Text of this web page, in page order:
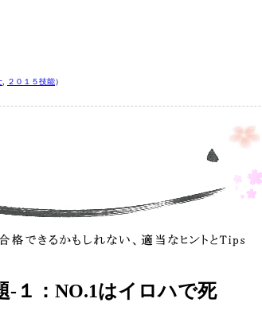
２０１５技能）
‐１：NO.1はイロハで死